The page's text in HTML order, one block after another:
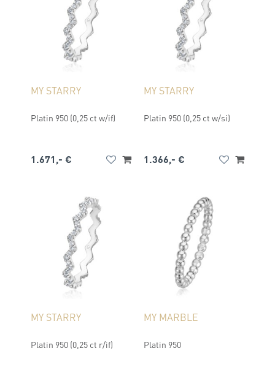
MY STARRY
Platin 950 (0,25 ct w/if)
1.671,- €
MY STARRY
Platin 950 (0,25 ct w/si)
1.366,- €
MY STARRY
Platin 950 (0,25 ct r/if)
MY MARBLE
Platin 950